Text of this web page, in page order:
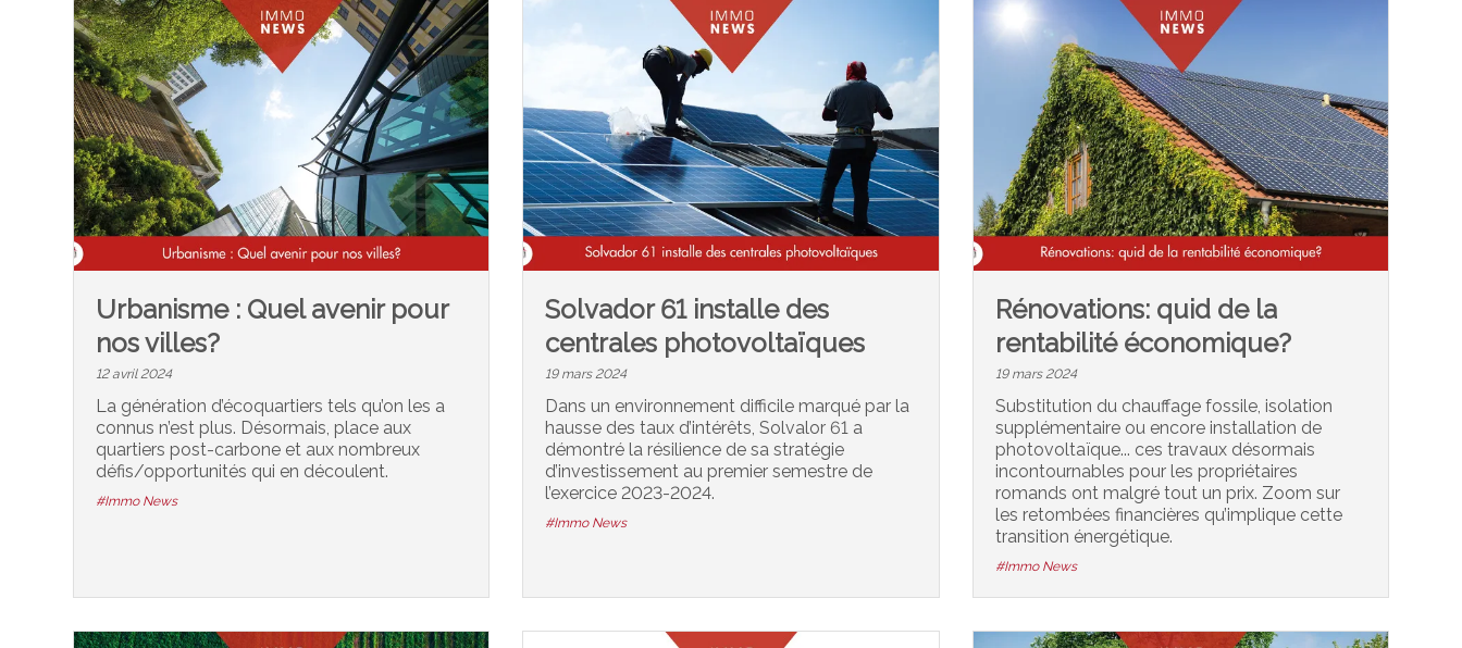
Urbanisme : Quel avenir pour
nos villes?
12 avril 2024
La génération d’écoquartiers tels qu’on les a
connus n’est plus. Désormais, place aux
quartiers post-carbone et aux nombreux
défis/opportunités qui en découlent.
#Immo News
Solvador 61 installe des
centrales photovoltaïques
19 mars 2024
Dans un environnement difficile marqué par la
hausse des taux d’intérêts, Solvalor 61 a
démontré la résilience de sa stratégie
d’investissement au premier semestre de
l’exercice 2023-2024.
#Immo News
Rénovations: quid de la
rentabilité économique?
19 mars 2024
Substitution du chauffage fossile, isolation
supplémentaire ou encore installation de
photovoltaïque... ces travaux désormais
incontournables pour les propriétaires
romands ont malgré tout un prix. Zoom sur
les retombées financières qu’implique cette
transition énergétique.
#Immo News